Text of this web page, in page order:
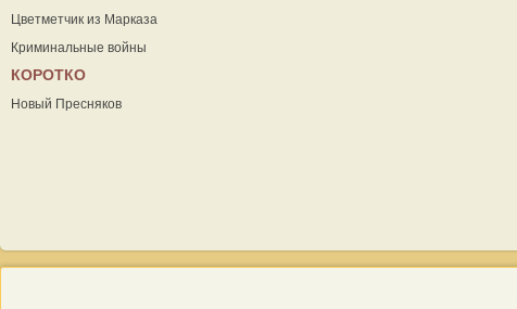
Цветметчик из Марказа
Криминальные войны
КОРОТКО
Новый Пресняков